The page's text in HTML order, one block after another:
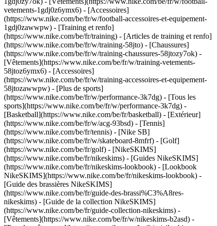
vetements-1gdj0z6ymx6) - [Accessoires]
(https://www.nike.com/be/fr/w/football-accessoires-et-equipement-
1gdj0zawwpw) - [Training et renfo]
(https://www.nike.com/be/fr/training) - [Articles de training et renfo]
(https://www.nike.com/be/fr/w/training-58jto) - [Chaussures]
(https://www.nike.com/be/fr/w/training-chaussures-58jtozy7ok) -
[Vêtements](https://www.nike.com/be/fr/w/training-vetements-
58jtoz6ymx6) - [Accessoires]
(https://www.nike.com/be/fr/w/training-accessoires-et-equipement-
58jtozawwpw) - [Plus de sports]
(https://www.nike.com/be/fr/w/performance-3k7dg) - [Tous les
sports](https://www.nike.com/be/fr/w/performance-3k7dg) -
[Basketball](https://www.nike.com/be/fr/basketball) - [Extérieur]
(https://www.nike.com/be/fr/w/acg-93bsd) - [Tennis]
(https://www.nike.com/be/fr/tennis) - [Nike SB]
(https://www.nike.com/be/fr/w/skateboard-8mfrf) - [Golf]
(https://www.nike.com/be/fr/golf) - [NikeSKIMS]
(https://www.nike.com/be/fr/nikeskims) - [Guides NikeSKIMS]
(https://www.nike.com/be/fr/nikeskims-lookbook) - [Lookbook
NikeSKIMS](https://www.nike.com/be/fr/nikeskims-lookbook) -
[Guide des brassières NikeSKIMS]
(https://www.nike.com/be/fr/guide-des-brassi%C3%A8res-
nikeskims) - [Guide de la collection NikeSKIMS]
(https://www.nike.com/be/fr/guide-collection-nikeskims) -
[Vêtements](https://www.nike.com/be/fr/w/nikeskims-b2asd) -